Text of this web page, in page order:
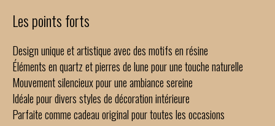
Les points forts
Design unique et artistique avec des motifs en résine
Éléments en quartz et pierres de lune pour une touche naturelle
Mouvement silencieux pour une ambiance sereine
Idéale pour divers styles de décoration intérieure
Parfaite comme cadeau original pour toutes les occasions